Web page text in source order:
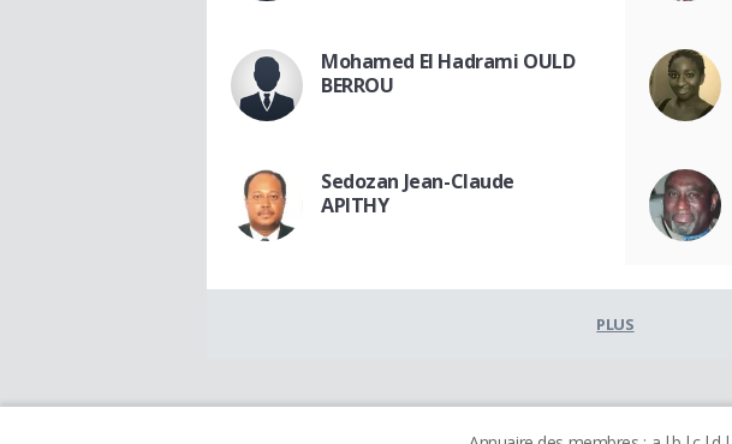
Mohamed El Hadrami OULD
BERROU
Sedozan Jean-Claude
APITHY
PLUS